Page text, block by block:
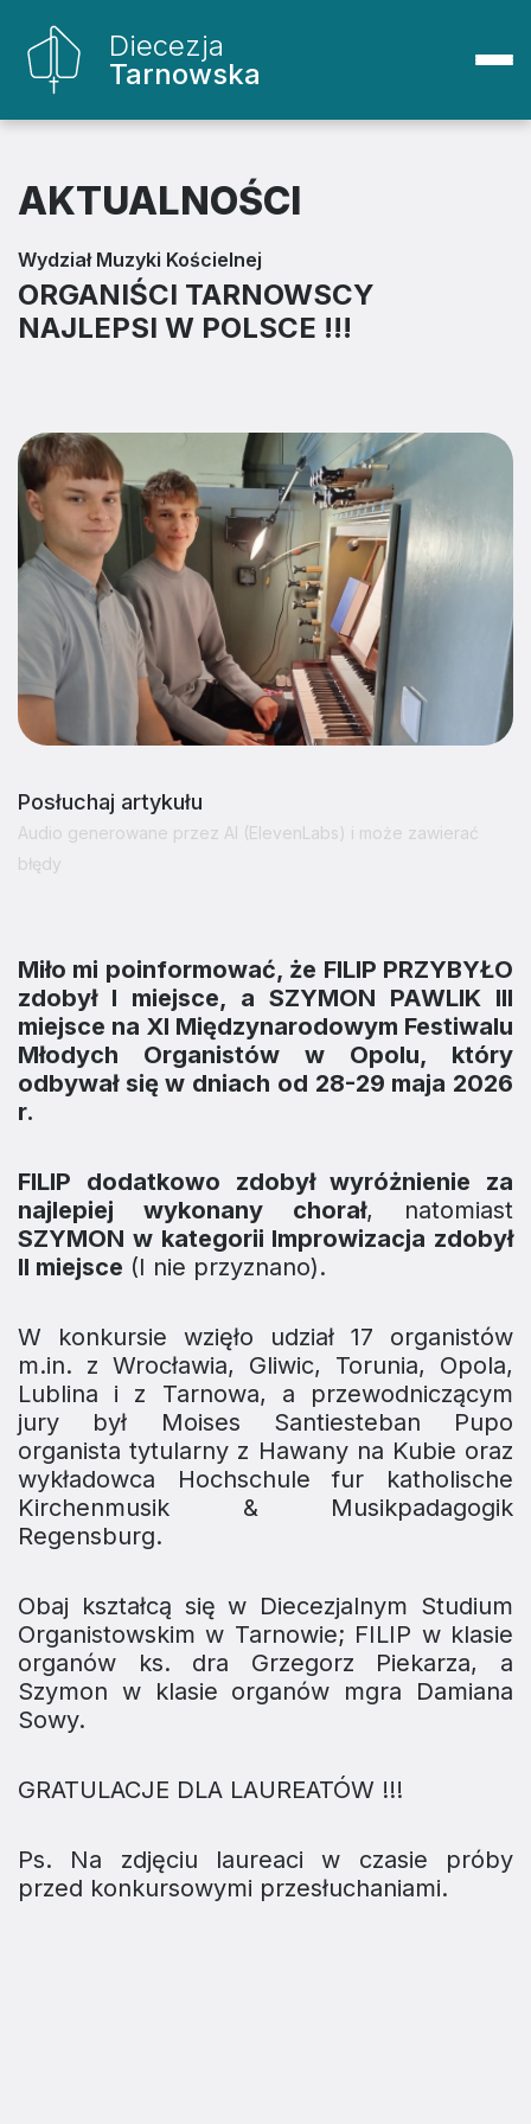
Diecezja
Tarnowska
AKTUALNOŚCI
Wydział Muzyki Kościelnej
ORGANIŚCI TARNOWSCY
NAJLEPSI W POLSCE !!!
Posłuchaj artykułu
Audio generowane przez AI (ElevenLabs) i może zawierać
błędy
Miło mi poinformować, że FILIP PRZYBYŁO
zdobył I miejsce, a SZYMON PAWLIK III
miejsce na XI Międzynarodowym Festiwalu
Młodych Organistów w Opolu, który
odbywał się w dniach od 28-29 maja 2026
r.
FILIP dodatkowo zdobył wyróżnienie za
najlepiej wykonany chorał, natomiast
SZYMON w kategorii Improwizacja zdobył
II miejsce (I nie przyznano).
W konkursie wzięło udział 17 organistów
m.in. z Wrocławia, Gliwic, Torunia, Opola,
Lublina i z Tarnowa, a przewodniczącym
jury był Moises Santiesteban Pupo
organista tytularny z Hawany na Kubie oraz
wykładowca Hochschule fur katholische
Kirchenmusik & Musikpadagogik
Regensburg.
Obaj kształcą się w Diecezjalnym Studium
Organistowskim w Tarnowie; FILIP w klasie
organów ks. dra Grzegorz Piekarza, a
Szymon w klasie organów mgra Damiana
Sowy.
GRATULACJE DLA LAUREATÓW !!!
Ps. Na zdjęciu laureaci w czasie próby
przed konkursowymi przesłuchaniami.